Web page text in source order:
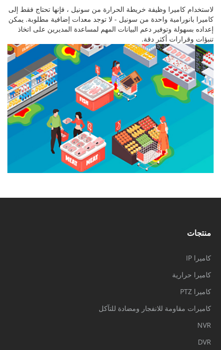
لاستخدام كاميرا وظيفة خريطة الحرارة من سونيل ، فإنها تحتاج فقط إلى
كاميرا بانورامية واحدة من سونيل - لا توجد معدات إضافية مطلوبة. يمكن
إعداده بسهولة وتوفير دعم البيانات المهم لمساعدة المديرين على اتخاذ
تنبؤات وقرارات أكثر دقة.
منتجات
كاميرا IP
كاميرا حرارية
كاميرا PTZ
كاميرات مقاومة للانفجار ومضادة للتآكل
NVR
DVR